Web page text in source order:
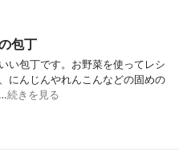
包丁
い包丁です。お野菜を使ってレシ
にんじんやれんこんなどの固めの
続きを見る